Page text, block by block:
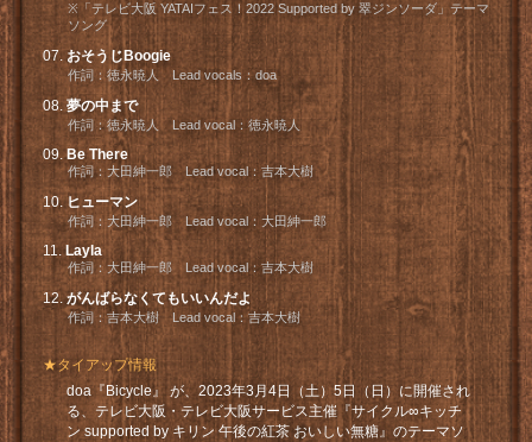
※「テレビ大阪 YATAIフェス！2022 Supported by 翠ジンソーダ」テーマ
ソング
おそうじBoogie
作詞：徳永暁人 Lead vocals：doa
夢の中まで
作詞：徳永暁人 Lead vocal：徳永暁人
Be There
作詞：大田紳一郎 Lead vocal：吉本大樹
ヒューマン
作詞：大田紳一郎 Lead vocal：大田紳一郎
Layla
作詞：大田紳一郎 Lead vocal：吉本大樹
がんばらなくてもいいんだよ
作詞：吉本大樹 Lead vocal：吉本大樹
★タイアップ情報
doa『Bicycle』 が、2023年3月4日（土）5日（日）に開催され
る、テレビ大阪・テレビ大阪サービス主催『サイクル∞キッチ
ン supported by キリン 午後の紅茶 おいしい無糖』のテーマソ